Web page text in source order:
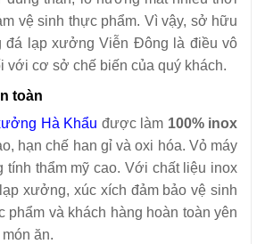
vệ sinh thực phẩm. Vì vậy, sở hữu
đá lạp xưởng Viễn Đông là điều vô
với cơ sở chế biến của quý khách.
toàn
Hà Khẩu được làm 100% inox
hạn chế han gỉ và oxi hóa. Vỏ máy
tính thẩm mỹ cao. Với chất liệu inox
xưởng, xúc xích đảm bảo vệ sinh
phẩm và khách hàng hoàn toàn yên
ăn.